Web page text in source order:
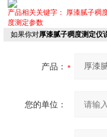
产品相关关键字：
厚漆腻子稠
度测定参数
如果你对厚漆腻子稠度测定仪
产品：
您的单位：